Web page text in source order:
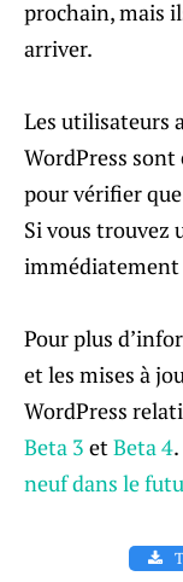
prochain, mais
arriver.
Les utilisateurs
WordPress sont
pour vérifier
Si vous trouvez
immédiatement
Pour plus
et les mises à
WordPress
Beta 3 etBeta 4
neuf dans le